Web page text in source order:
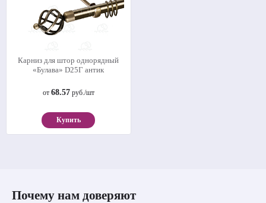
Карниз для штор однорядный
«Булава» D25Г антик
от 68.57руб./шт
Купить
Почему нам доверяют